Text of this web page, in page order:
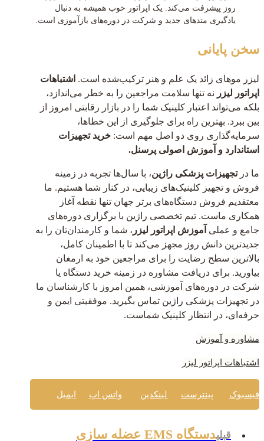
روز پیشرفت می‌کند. یک اپراتور خوب همیشه به دنبال
یادگیری متدهای جدید و شرکت در دوره‌های بازآموزی است.
سخن پایانی
لیزر موهای زائد یک علم و هنر ترکیب‌شده است. اشتباهات
اپراتور لیزر نه تنها سلامت مراجعین را به خطر می‌اندازد،
بلکه می‌تواند اعتبار کلینیک شما را در بازار رقابتی امروز از
بین ببرد. بهترین راه برای جلوگیری از این خطاها،
سرمایه‌گذاری روی دو اصل مهم است: خرید تجهیزات
استاندارد و آموزش اصولی پرسنل.
ما درتجهیزات پزشکی راژین، با سال‌ها تجربه در زمینه
فروش و تجهیز کلینیک‌های زیبایی، در کنار شما هستیم. ما
معتقدیم فروش دستگاه‌های برتر جهان تنها نقطه آغاز
همکاری ماست. تیم تخصصی راژین با برگزاری دوره‌های
جامع و عملی آموزش اپراتور لیزر ، شما و کارمندان‌تان را به
جدیدترین دانش روز مجهز می‌کند تا با اطمینان کامل،
بالاترین سطح رضایت را برای مراجعین خود به ارمغان
بیاورید. برای دریافت مشاوره در زمینه خرید دستگاه یا
شرکت در دوره‌های آموزشی، همین امروز با کارشناسان ما
در تجهیزات پزشکی راژین تماس بگیرید. موفقیتی ایمن و
حرفه‌ای، در انتظار کلینیک شماست.
مشاوره و آموزش
اشتباهات اپراتور لیزر
فیسبوک پینترست لینکدین واتس اپ ایمیل
قبلی
دستگاه EMS عضله سازی